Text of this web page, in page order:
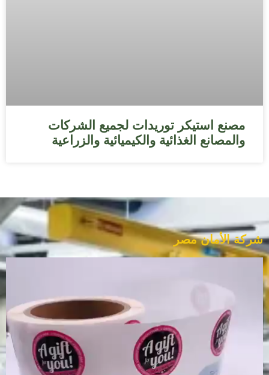
مصنع استيكر توريدات لجميع الشركات
والمصانع الغذائية والكيميائية والزراعية
شركة الأمان مصر